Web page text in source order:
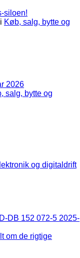
siloen!
Køb, salg, bytte og
2026
salg, bytte og
og digitaldrift
DB 152 072-5 2025-
om de rigtige